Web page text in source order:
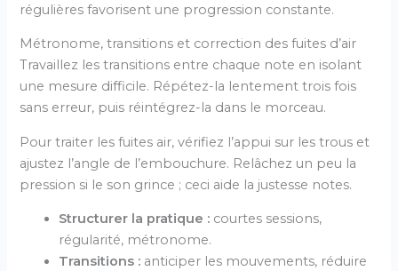
régulières favorisent une progression constante.
Métronome, transitions et correction des fuites d’air
Travaillez les transitions entre chaque note en isolant
une mesure difficile. Répétez-la lentement trois fois
sans erreur, puis réintégrez-la dans le morceau.
Pour traiter les fuites air, vérifiez l’appui sur les trous et
ajustez l’angle de l’embouchure. Relâchez un peu la
pression si le son grince ; ceci aide la justesse notes.
Structurer la pratique : courtes sessions,
régularité, métronome.
Transitions : anticiper les mouvements, réduire